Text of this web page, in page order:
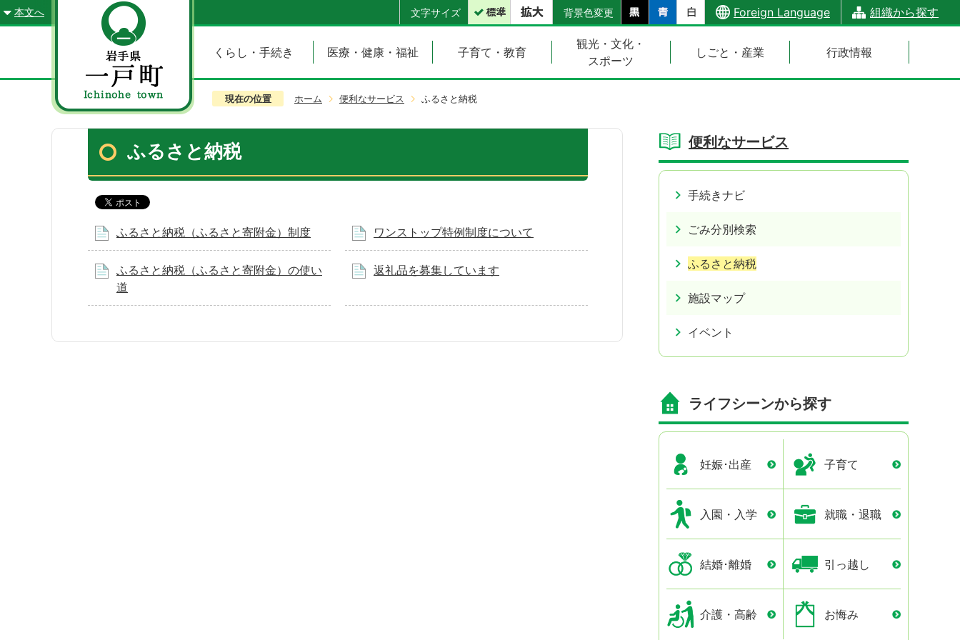
本文へ 文字サイズ 背景色変更 Foreign Language 組織から探す
くらし・手続き 医療・健康・福祉 子育て・教育
観光・文化・
スポーツ
しごと・産業 行政情報
現在の位置 ホーム 便利なサービス ふるさと納税
ふるさと納税
ふるさと納税（ふるさと寄附金）制度 ワンストップ特例制度について
ふるさと納税（ふるさと寄附金）の使い
道
返礼品を募集しています
便利なサービス
手続きナビ
ごみ分別検索
ふるさと納税
施設マップ
イベント
ライフシーンから探す
妊娠･出産 子育て
入園・入学 就職・退職
結婚･離婚 引っ越し
介護・高齢 お悔み